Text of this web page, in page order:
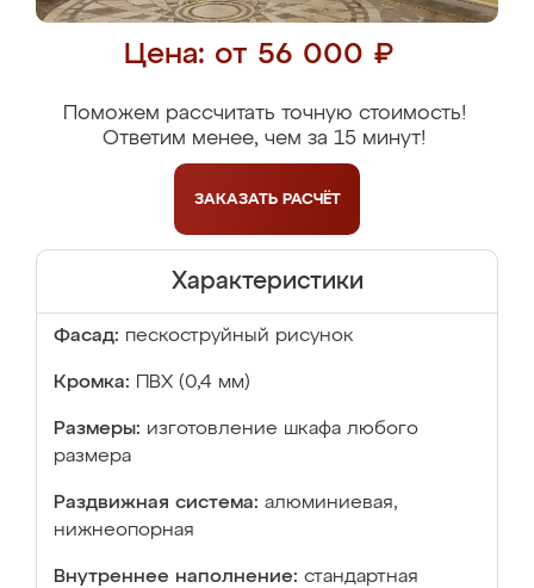
Цена: от 56 000 ₽
Поможем рассчитать точную стоимость!
Ответим менее, чем за 15 минут!
ЗАКАЗАТЬ РАСЧЁТ
Характеристики
Фасад: пескоструйный рисунок
Кромка: ПВХ (0,4 мм)
Размеры: изготовление шкафа любого
размера
Раздвижная система: алюминиевая,
нижнеопорная
Внутреннее наполнение: стандартная